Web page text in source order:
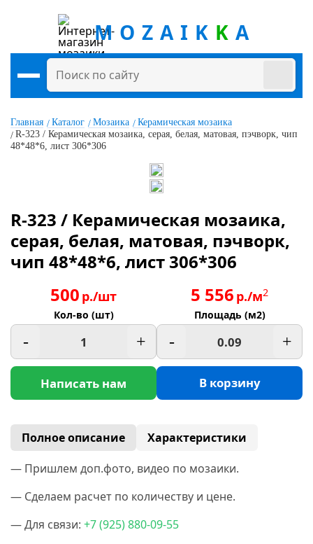
MOZAIK K A
Главная Каталог Мозаика
Керамическая мозаика
R-323 / Керамическая мозаика, серая, белая, матовая, пэчворк, чип
48*48*6, лист 306*306
R-323 / Керамическая мозаика,
серая, белая, матовая, пэчворк,
чип 48*48*6, лист 306*306
500 р./шт
Кол-во (шт)
- +
Написать нам
5 556 р./м2
Площадь (м2)
- +
В корзину
Полное описание
Характеристики
— Пришлем доп.фото, видео по мозаики.
— Сделаем расчет по количеству и цене.
— Для связи: +7(925) 880-09-55